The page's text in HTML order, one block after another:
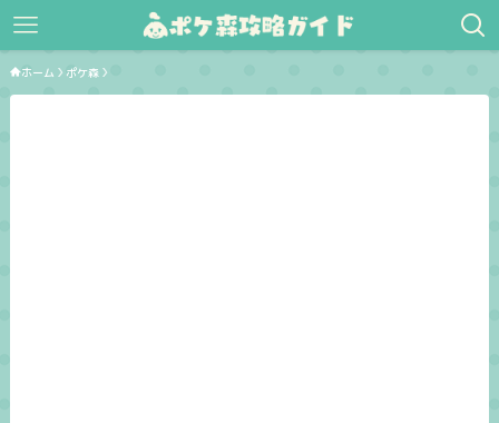
ホーム ポケ森